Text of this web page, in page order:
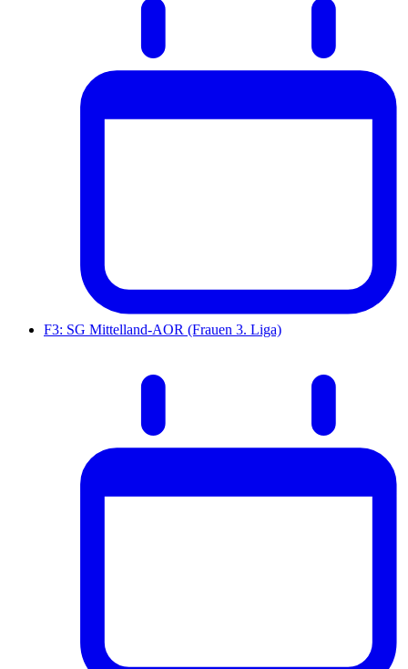
F3: SG Mittelland-AOR (Frauen 3. Liga)